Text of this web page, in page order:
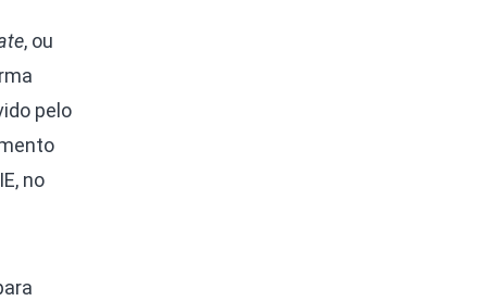
, ou
pelo
no